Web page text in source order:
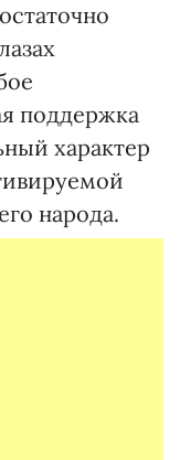
поддержка
характер
народа.